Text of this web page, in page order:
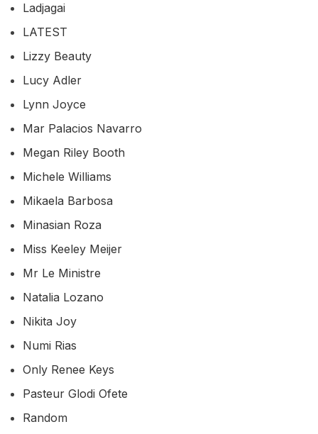
Ladjagai
LATEST
Lizzy Beauty
Lucy Adler
Lynn Joyce
Mar Palacios Navarro
Megan Riley Booth
Michele Williams
Mikaela Barbosa
Minasian Roza
Miss Keeley Meijer
Mr Le Ministre
Natalia Lozano
Nikita Joy
Numi Rias
Only Renee Keys
Pasteur Glodi Ofete
Random